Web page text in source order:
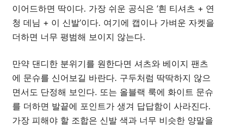
이어드하면 딱이다. 가장 쉬운 공식은 ‘흰 티셔츠 + 연
청 데님 + 이 신발’이다. 여기에 캡이나 가벼운 자켓을
더하면 너무 평범해 보이지 않는다.
만약 댄디한 분위기를 원한다면 셔츠와 베이지 팬츠
에 문슈를 신어보길 바란다. 구두처럼 딱딱하지 않으
면서도 단정해 보인다. 또는 올블랙 룩에 화이트 문슈
를 더하면 발끝에 포인트가 생겨 답답함이 사라진다.
가장 피해야 할 조합은 신발 색과 너무 비슷한 양말을